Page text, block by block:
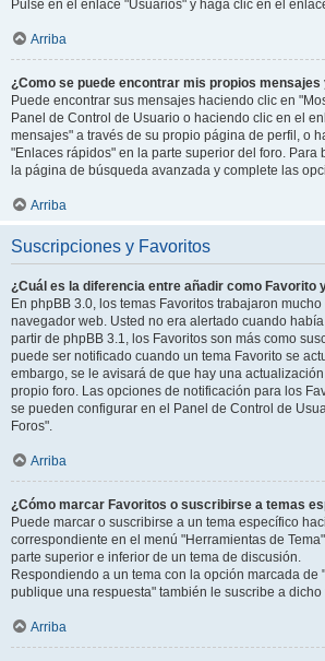
Pulse en el enlace "Usuarios" y haga clic en el
Arriba
¿Como se puede encontrar mis propios mensajes
Puede encontrar sus mensajes haciendo clic en
Panel de Control de Usuario o haciendo clic en el
mensajes" a través de su propio página de perfil, o
"Enlaces rápidos" en la parte superior del foro. Para
la página de búsqueda avanzada y complete las
Arriba
Suscripciones y Favoritos
¿Cuál es la diferencia entre añadir como Favorito
En phpBB 3.0, los temas Favoritos trabajaron
navegador web. Usted no era alertado cuando
partir de phpBB 3.1, los Favoritos son más como
puede ser notificado cuando un tema Favorito se
embargo, se le avisará de que hay una actualización
propio foro. Las opciones de notificación para los
se pueden configurar en el Panel de Control de
Foros".
Arriba
¿Cómo marcar Favoritos o suscribirse a temas
Puede marcar o suscribirse a un tema específico
correspondiente en el menú "Herramientas de
parte superior e inferior de un tema de discusión.
Respondiendo a un tema con la opción marcada de
publique una respuesta" también le suscribe a dicho
Arriba